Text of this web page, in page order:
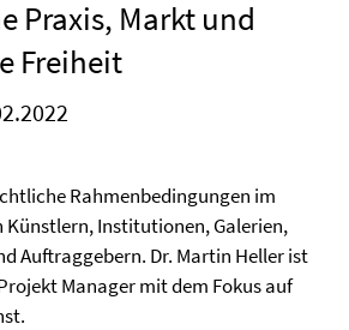
Praxis, Markt und
Freiheit
Rahmenbedingungen im
Künstlern, Institutionen, Galerien,
Auftraggebern. Dr. Martin Heller ist
Manager mit dem Fokus auf